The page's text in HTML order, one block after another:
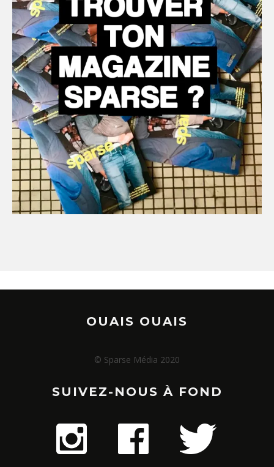
OUAIS OUAIS
© Sparse Média 2020
SUIVEZ-NOUS À FOND